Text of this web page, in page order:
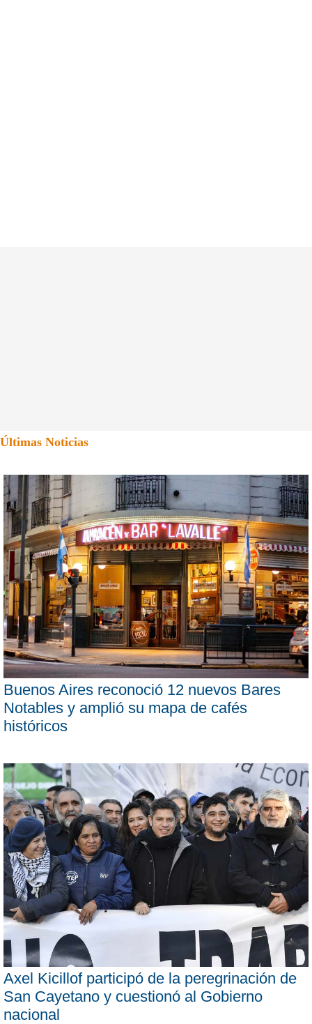
Últimas Noticias
Buenos Aires reconoció 12 nuevos Bares
Notables y amplió su mapa de cafés
históricos
Axel Kicillof participó de la peregrinación de
San Cayetano y cuestionó al Gobierno
nacional